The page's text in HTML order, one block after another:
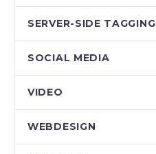
SERVER-SIDE TAGGING
SOCIAL MEDIA
VIDEO
WEBDESIGN